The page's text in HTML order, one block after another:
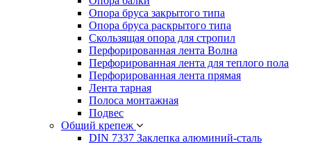
Опора бруса закрытого типа
Опора бруса раскрытого типа
Скользящая опора для стропил
Перфорированная лента Волна
Перфорированная лента для теплого пола
Перфорированная лента прямая
Лента тарная
Полоса монтажная
Подвес
Общий крепеж
DIN 7337 Заклепка алюминий-сталь